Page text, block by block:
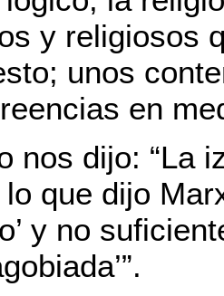
y religiosos
unos
en
nos dijo: “La
que dijo
y no